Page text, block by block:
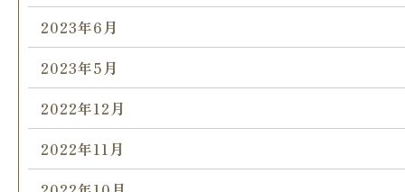
2023年6月
2023年5月
2022年12月
2022年11月